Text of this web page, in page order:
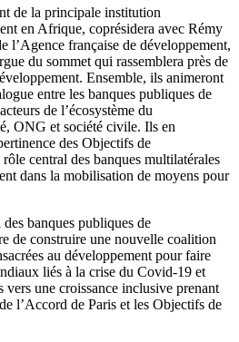
de la principale institution
en Afrique, coprésidera avec Rémy
l’Agence française de développement,
du sommet qui rassemblera près de
Ensemble, ils animeront
entre les banques publiques de
de l’écosystème du
ONG et société civile. Ils en
des Objectifs de
central des banques multilatérales
dans la mobilisation de moyens pour
banques publiques de
de construire une nouvelle coalition
au développement pour faire
liés à la crise du Covid-19 et
vers une croissance inclusive prenant
l’Accord de Paris et les Objectifs de